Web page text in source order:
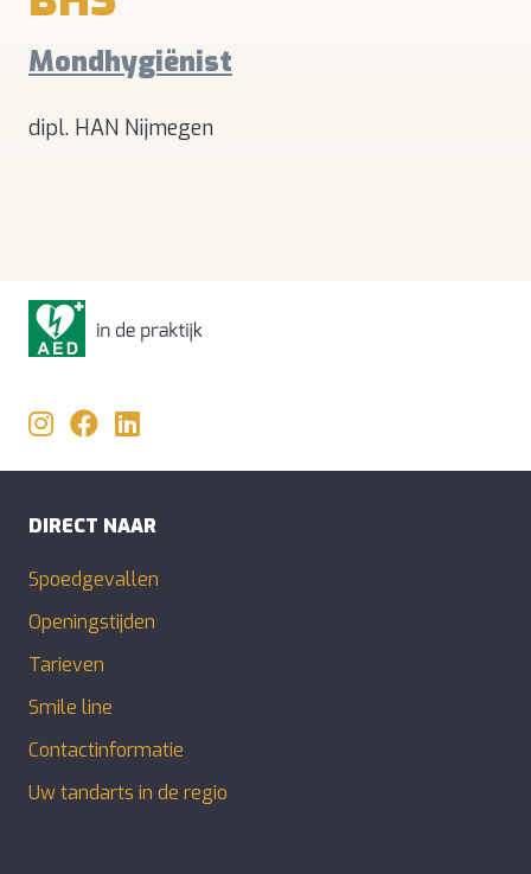
Mondhygiënist
dipl. HAN Nijmegen
DIRECT NAAR
Spoedgevallen
Openingstijden
Tarieven
Smile line
Contactinformatie
Uw tandarts in de regio